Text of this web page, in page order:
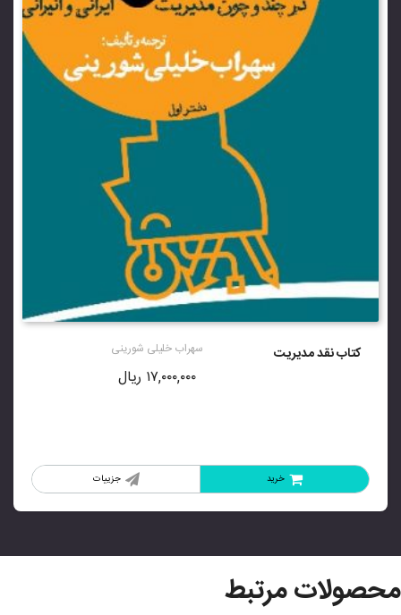
کتاب نقد مدیریت سهراب خلیلی شورینی
۱۷,۰۰۰,۰۰۰ ریال
جزییات خرید
محصولات مرتبط